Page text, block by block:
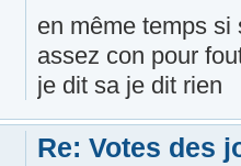
en même temps
assez con pour
je dit sa je dit rien
Re: Votes des